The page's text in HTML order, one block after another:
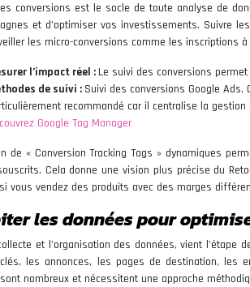
conversions est le socle de toute analyse de
et d’optimiser vos investissements. Suivre
les micro-conversions comme les inscriptions
l’impact réel : Le suivi des conversions
de suivi : Suivi des conversions Google Ads,
recommandé car il centralise la
Google Tag Manager
de « Conversion Tracking Tags » dynamiques
Cela donne une vision plus précise du
vous vendez des produits avec des marges
les données pour
et l’organisation des données, vient l’étape
les annonces, les pages de destination, les
nombreux et nécessitent une approche